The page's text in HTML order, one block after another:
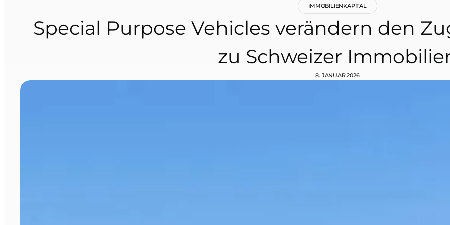
IMMOBILIENKAPITAL
Special Purpose Vehicles verändern den
zu Schweizer
8. JANUAR 2026